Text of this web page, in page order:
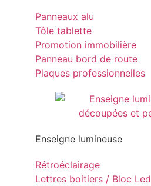
Panneaux alu
Tôle tablette
Promotion immobilière
Panneau bord de route
Plaques professionnelles
Enseigne lumineuse
Rétroéclairage
Lettres boitiers / Bloc Led